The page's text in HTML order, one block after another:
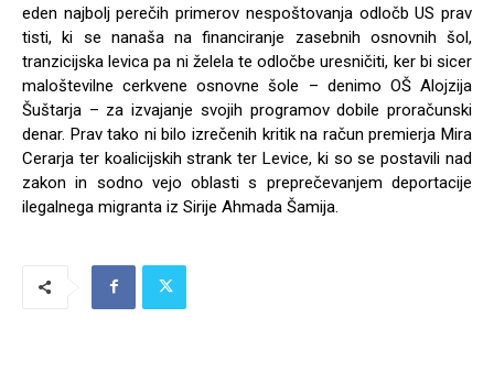
eden najbolj perečih primerov nespoštovanja odločb US prav
tisti, ki se nanaša na financiranje zasebnih osnovnih šol,
tranzicijska levica pa ni želela te odločbe uresničiti, ker bi sicer
maloštevilne cerkvene osnovne šole – denimo OŠ Alojzija
Šuštarja – za izvajanje svojih programov dobile proračunski
denar. Prav tako ni bilo izrečenih kritik na račun premierja Mira
Cerarja ter koalicijskih strank ter Levice, ki so se postavili nad
zakon in sodno vejo oblasti s preprečevanjem deportacije
ilegalnega migranta iz Sirije Ahmada Šamija.